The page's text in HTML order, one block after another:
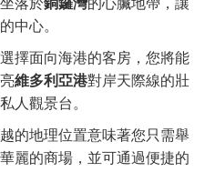
落於銅鑼灣的心臟地帶，讓
中心。
選擇面向海港的客房，您將能
維多利亞港對岸天際線的壯
人觀景台。
的地理位置意味著您只需舉
麗的商場，並可通過便捷的